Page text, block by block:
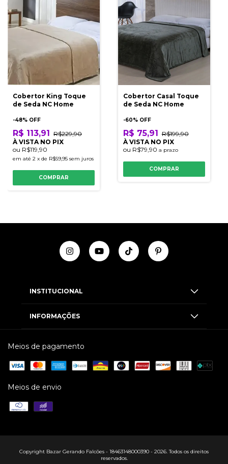
Cobertor King Toque
de Seda NC Home
-48% OFF
R$ 113,91
R$229,90
À VISTA NO PIX
ou R$119,90
em até 2 x de R$59,95 sem juros
COMPRAR
Cobertor Casal Toque
de Seda NC Home
-60% OFF
R$ 75,91
R$199,90
À VISTA NO PIX
ou R$79,90 a prazo
COMPRAR
INSTITUCIONAL
INFORMAÇÕES
Meios de pagamento
Meios de envio
Copyright Bazar Gerando Falcões - 18463148000390 - 2026. Todos os direitos
reservados.